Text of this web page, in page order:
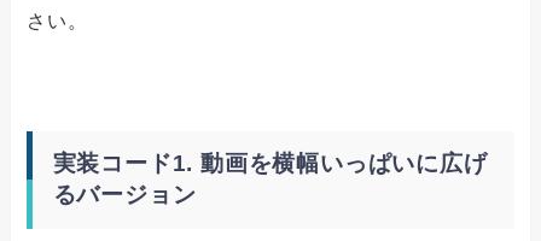
さい。
実装コード1. 動画を横幅いっぱいに広げ
るバージョン